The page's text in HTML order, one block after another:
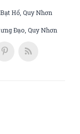
Hổ, Quy Nhơn
Đạo, Quy Nhơn